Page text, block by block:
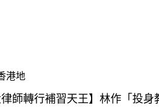
港地
師轉行補習天王】林作「投身